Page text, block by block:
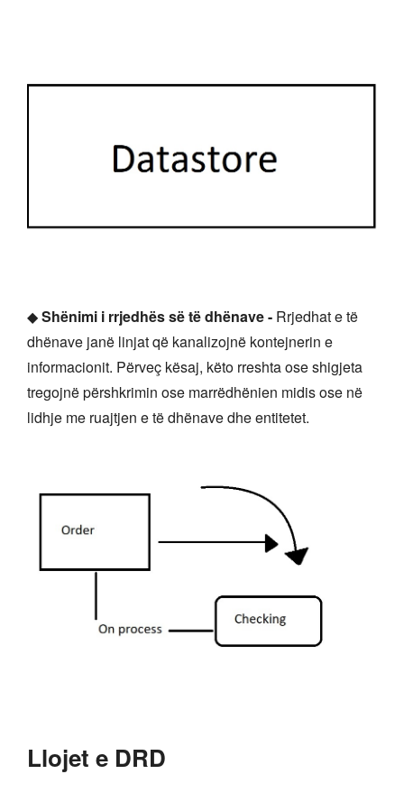
◆Shënimi i rrjedhës së të dhënave - Rrjedhat e të
dhënave janë linjat që kanalizojnë kontejnerin e
informacionit. Përveç kësaj, këto rreshta ose shigjeta
tregojnë përshkrimin ose marrëdhënien midis ose në
lidhje me ruajtjen e të dhënave dhe entitetet.
Llojet e DRD